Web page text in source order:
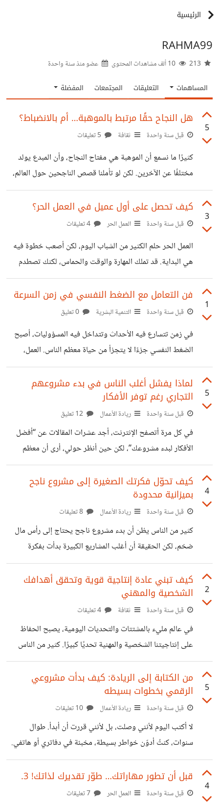
الرئيسية
RAHMA99
عضو منذسنة واحدة
المساهمات التعليقات المجتمعات المفضلة
5
هل النجاح حقًا مرتبط بالموهبة… أم بالانضباط؟
قبل سنة واحدة ثقافة
كثيرًا ما نسمع أن الموهبة هي مفتاح النجاح، وأن المبدع يولد
مختلفًا عن الآخرين. لكن لو تأملنا قصص الناجحين حول العالم،
سنجد أن الموهبة وحدها لا تكفي، وأن ما يميزهم غالبًا هو
الانضباط والاستمرارية. كم من شخص موهوب في الكتابة أو
الرسم أو الرياضة، لكنه توقف في منتصف الطريق لأنه لم يلتزم
عادي الموهبة، لكنه حقق إنجازات عظيمة لأنه كرّس وقته وجهده
يوميًا للعمل على نفسه؟ الانضباط يعني أن تستيقظ
3
كيف تحصل على أول عميل في العمل الحر؟
قبل سنة واحدة العمل الحر
العمل الحر حلم الكثير من الشباب اليوم، لكن أصعب خطوة فيه
هي البداية. قد تملك المهارة والوقت والحماس، لكنك تصطدم
بالسؤال الشهير: “كيف أحصل على أول عميل؟”. هنا بعض
الخطوات العملية التي ستسهل عليك الطريق: 1. حدد مهارتك
بدقة لا يكفي أن تقول “أجيد الكتابة” أو “أجيد التصميم”. يجب
الصحة أو ريادة الأعمال. تصميم شعارات بسيطة للشركات الناشئة.
ترجمة احترافية للمقالات التقنية. كلما كنت أكثر تحديدًا، كان من
السهل على
1
فن التعامل مع الضغط النفسي في زمن السرعة
قبل سنة واحدة التنمية البشرية
في زمن تتسارع فيه الأحداث وتتداخل فيه المسؤوليات، أصبح
الضغط النفسي جزءًا لا يتجزأ من حياة معظم الناس. العمل،
الدراسة، الالتزامات العائلية، وحتى متابعة الأخبار، كلها تشكل
سلسلة من المسببات التي تستنزف الطاقة الذهنية والنفسية. لكن
السؤال الأهم: هل يمكننا السيطرة على هذا الضغط أم أننا مجرد
ضحايا له؟ أولاً: فهم الضغط النفسي الضغط النفسي ليس دائمًا
شيئًا سلبيًا، ففي بعض الأحيان يمكن أن يكون دافعًا للإنتاجية
وتحقيق الأهداف. لكن عندما يتجاوز حدّه، يبدأ في التأثير على
5
لماذا يفشل أغلب الناس في بدء مشروعهم
التجاري رغم توفر الأفكار
قبل سنة واحدة ريادة الأعمال
في كل مرة أتصفح الإنترنت، أجد عشرات المقالات عن “أفضل
الأفكار لبدء مشروعك”، لكن حين أنظر حولي، أرى أن معظم
الناس ما زالوا في نفس مكانهم، لم يبدؤوا أي شيء فعلي. السؤال
تجعل أغلب الناس يتوقفون قبل البداية: 1. الخوف من الفشل
الكثير ينتظر أن يكون مستعدًا 100% قبل أن يبدأ، وهذا
المستحيل بعينه. الحقيقة أن التعلم الحقيقي يحدث أثناء
4
كيف تحوّل فكرتك الصغيرة إلى مشروع ناجح
بميزانية محدودة
قبل سنة واحدة ريادة الأعمال
كثير من الناس يظن أن بدء مشروع ناجح يحتاج إلى رأس مال
ضخم، لكن الحقيقة أن أغلب المشاريع الكبيرة بدأت بفكرة
بسيطة وإمكانات متواضعة. السر يكمن في التخطيط الذكي،
واختيار الفكرة المناسبة، والعمل بذكاء قبل العمل بجهد. 1. ابدأ
من مهارتك أو شغفك أفضل المشاريع هي التي تنطلق من شيء
تحبه أو تجيده، لأنك ستستمتع بالعمل عليه ولن تشعر بالإرهاق
بسرعة. اسأل نفسك: ما الشيء الذي أفعله بسهولة ويطلبه الناس؟
2. اعتمد على الموارد المتاحة قبل أن تنفق المال، فكّر
2
كيف تبني عادة إنتاجية قوية وتحقق أهدافك
الشخصية والمهني
قبل سنة واحدة ثقافة
في عالم مليء بالمشتتات والتحديات اليومية، يصبح الحفاظ
على إنتاجيتنا الشخصية والمهنية تحديًا كبيرًا. كثير من الناس
يبدأون مشاريعهم أو أهدافهم بحماس، لكن سرعان ما يتراجعون
أو يشعرون بالإحباط بسبب عدم قدرتهم على الاستمرارية أو
التنظيم الجيد. هنا تكمن أهمية بناء عادات إنتاجية قوية تساعدك
السلوكيات التي نقوم بها بشكل متكرر وبدون تفكير كثير. هذه
السلوكيات، سواء كانت إيجابية أو سلبية، تشكل في النهاية نمط
5
من الكتابة إلى الريادة: كيف بدأت مشروعي
الرقمي بخطوات بسيطه
قبل سنة واحدة ريادة الأعمال
لا أكتب اليوم لأنني وصلت، بل لأنني قررت أن أبدأ. طوال
سنوات، كنتُ أدوّن خواطر بسيطة، مخبئة في دفاتري أو هاتفي.
لم أتخيّل أن تأتي لحظة تصبح فيها الكتابة بوابة لهويتي، وربما
مصدر رزقي في المستقبل. قبل أسبوعين، اتخذت قرارًا حقيقيًا:
البدء في العمل الحر والكتابة. بدأت بنشر مقالات في مجال
4
قبل أن تطور مهاراتك… طوّر تقديرك لذاتك! 3.
قبل سنة واحدة العمل الحر